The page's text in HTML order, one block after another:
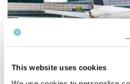
This website uses cookies
Comprobar la compensación
Sobre nosotros
Mark Leiser, profesor de